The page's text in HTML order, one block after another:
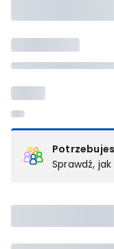
Sprawdź,
pokoju (lub
i zarezerwuj ją. Zrób